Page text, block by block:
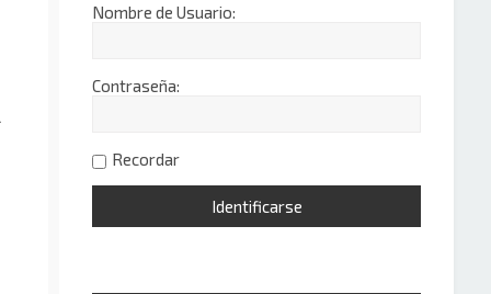
Nombre de Usuario:
Contraseña:
Recordar